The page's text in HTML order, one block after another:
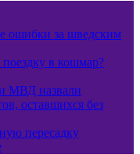
ошибки за шведским
поездку в кошмар?
МВД назвали
оставшихся без
пересадку